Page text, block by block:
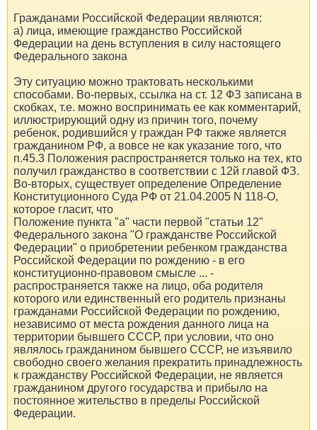
Гражданами Российской Федерации являются:
а) лица, имеющие гражданство Российской
Федерации на день вступления в силу настоящего
Федерального закона
Эту ситуацию можно трактовать несколькими
способами. Во-первых, ссылка на ст. 12 ФЗ записана в
скобках, т.е. можно воспринимать ее как комментарий,
иллюстрирующий одну из причин того, почему
ребенок, родившийся у граждан РФ также является
гражданином РФ, а вовсе не как указание того, что
п.45.3 Положения распространяется только на тех, кто
получил гражданство в соответствии с 12й главой ФЗ.
Во-вторых, существует определение Определение
Конституционного Суда РФ от 21.04.2005 N 118-О,
которое гласит, что
Положение пункта "а" части первой "статьи 12"
Федерального закона "О гражданстве Российской
Федерации" о приобретении ребенком гражданства
Российской Федерации по рождению - в его
конституционно-правовом смысле ... -
распространяется также на лицо, оба родителя
которого или единственный его родитель признаны
гражданами Российской Федерации по рождению,
независимо от места рождения данного лица на
территории бывшего СССР, при условии, что оно
являлось гражданином бывшего СССР, не изъявило
свободно своего желания прекратить принадлежность
к гражданству Российской Федерации, не является
гражданином другого государства и прибыло на
постоянное жительство в пределы Российской
Федерации.